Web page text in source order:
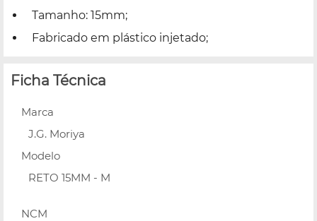
Tamanho: 15mm;
Fabricado em plástico injetado;
Ficha Técnica
Marca
J.G. Moriya
Modelo
RETO 15MM - M
NCM